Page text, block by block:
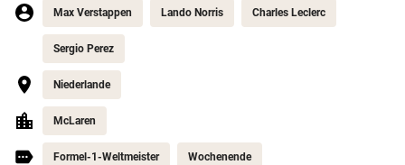
Max Verstappen Lando Norris Charles Leclerc
Sergio Perez
Niederlande
McLaren
Formel-1-Weltmeister Wochenende